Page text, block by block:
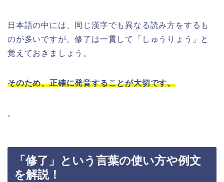
日本語の中には、同じ漢字でも異なる読み方をするも
のが多いですが、修了は一貫して「しゅうりょう」と
覚えておきましょう。
そのため、正確に発音することが大切です。
。
「修了」という言葉の使い方や例文
を解説！